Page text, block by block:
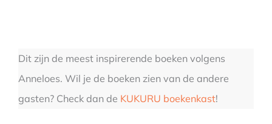
Dit zijn de meest inspirerende boeken volgens
Anneloes. Wil je de boeken zien van de andere
gasten? Check dan de KUKURU boekenkast!